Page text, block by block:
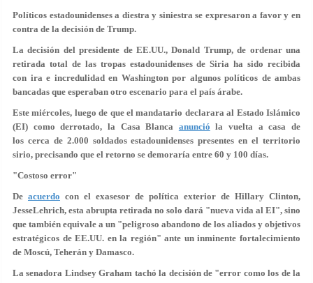
Políticos estadounidenses a diestra y siniestra se expresaron a favor y en
contra de la decisión de Trump.
La decisión del presidente de EE.UU., Donald Trump, de ordenar una
retirada total de las tropas estadounidenses de Siria ha sido recibida
con ira e incredulidaden Washington por algunos políticos de ambas
bancadas que esperaban otro escenario para el país árabe.
Este miércoles, luego de que el mandatario declarara al Estado Islámico
(EI) como derrotado, la Casa Blanca anunció la vuelta a casa de
los cerca de 2.000 soldados estadounidenses presentes en el territorio
sirio, precisando que el retorno se demoraría entre 60 y 100 días.
"Costoso error"
De acuerdo con el exasesor de política exterior de Hillary Clinton,
JesseLehrich, esta abrupta retirada no solo dará "nueva vida al EI", sino
que también equivale a un "peligroso abandono de los aliados y objetivos
estratégicos de EE.UU. en la región" ante un inminente fortalecimiento
de Moscú, Teherán y Damasco.
La senadora Lindsey Graham tachó la decisión de "error como los de la